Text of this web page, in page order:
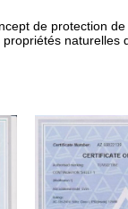
de protection